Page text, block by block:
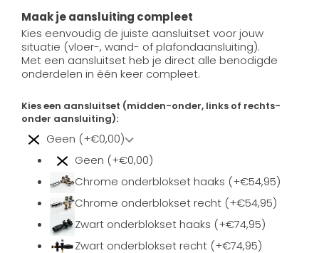
Maak je aansluiting compleet
Kies eenvoudig de juiste aansluitset voor jouw
situatie (vloer-, wand- of plafondaansluiting).
Met een aansluitset heb je direct alle benodigde
onderdelen in één keer compleet.
Kies een aansluitset (midden-onder, links of rechts-
onder aansluiting):
Geen (+€0,00)
Geen (+€0,00)
Chrome onderblokset haaks (+€54,95)
Chrome onderblokset recht (+€54,95)
Zwart onderblokset haaks (+€74,95)
Zwart onderblokset recht (+€74,95)